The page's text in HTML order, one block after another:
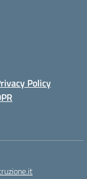
Policy